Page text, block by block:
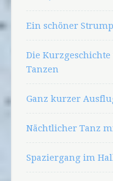
Ein schöner
Die
Tanzen
Ganz kurzer
Nächtlicher Tanz
Spaziergang im